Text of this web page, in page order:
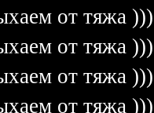
от тяжа )))
от тяжа )))
от тяжа )))
от тяжа )))